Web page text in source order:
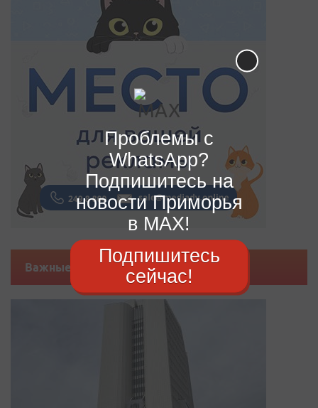
Важные новости
Проблемы с
WhatsApp?
Подпишитесь на
новости Приморья
в MAX!
Подпишитесь
сейчас!